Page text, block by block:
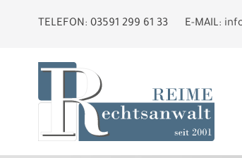
TELEFON: 03591 299 61 33 E-MAIL: